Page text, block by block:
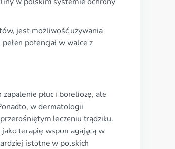
jest możliwość używania
potencjał w walce z
płuc i boreliozę, ale
w dermatologii
leczeniu trądziku.
terapię wspomagającą w
istotne w polskich